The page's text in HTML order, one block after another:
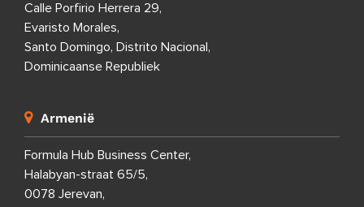
Calle Porfirio Herrera 29,
Evaristo Morales,
Santo Domingo, Distrito Nacional,
Dominicaanse Republiek
Armenië
Formula Hub Business Center,
Halabyan-straat 65/5,
0078 Jerevan,